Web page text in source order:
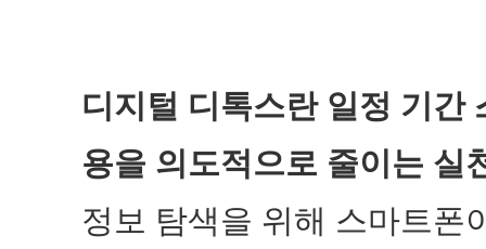
디지털 디톡스란 일정 기간
용을 의도적으로 줄이는 실
정보 탐색을 위해 스마트폰